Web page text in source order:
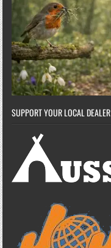
SUPPORT YOUR LOCAL DEALER